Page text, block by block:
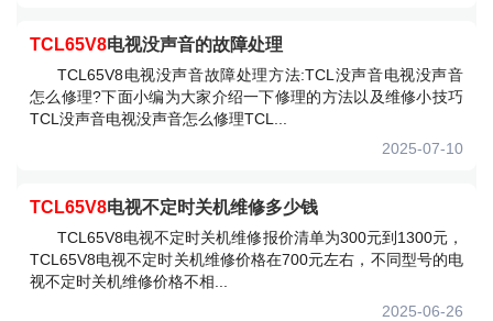
TCL65V8电视没声音的故障处理
TCL65V8电视没声音故障处理方法:TCL没声音电视没声音
怎么修理?下面小编为大家介绍一下修理的方法以及维修小技巧
TCL没声音电视没声音怎么修理TCL...
2025-07-10
TCL65V8电视不定时关机维修多少钱
TCL65V8电视不定时关机维修报价清单为300元到1300元，
TCL65V8电视不定时关机维修价格在700元左右，不同型号的电
视不定时关机维修价格不相...
2025-06-26